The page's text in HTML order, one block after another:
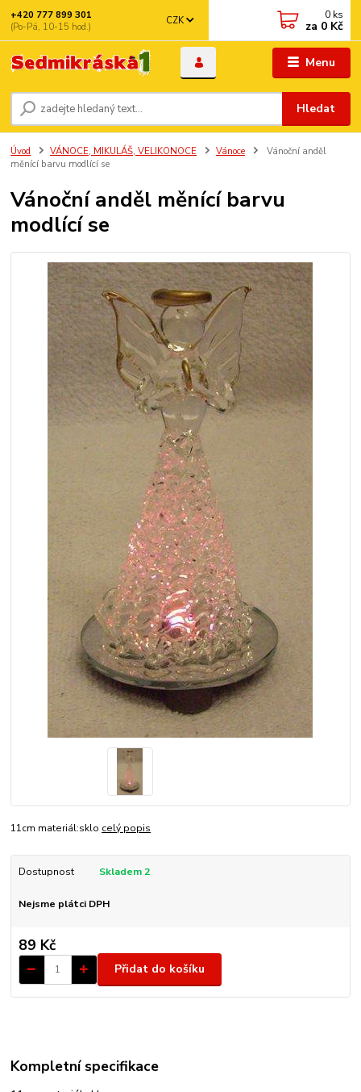
Menu
CZK
Hledat
+420 777 899 301
(Po-Pá, 10-15 hod.)
0 ks
za 0 Kč
Úvod VÁNOCE, MIKULÁŠ, VELIKONOCE Vánoce
Vánoční anděl
měnící barvu modlící se
Vánoční anděl měnící barvu
modlící se
11cm materiál:sklo celý popis
Dostupnost Skladem 2
Nejsme plátci DPH
89 Kč
Přidat do košíku
Kompletní specifikace